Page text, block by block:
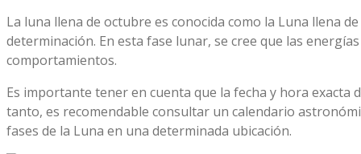
La luna llena de octubre es conocida como la Luna llena
determinación. En esta fase lunar, se cree que las
comportamientos.
Es importante tener en cuenta que la fecha y hora exacta
tanto, es recomendable consultar un calendario
fases de la Luna en una determinada ubicación.